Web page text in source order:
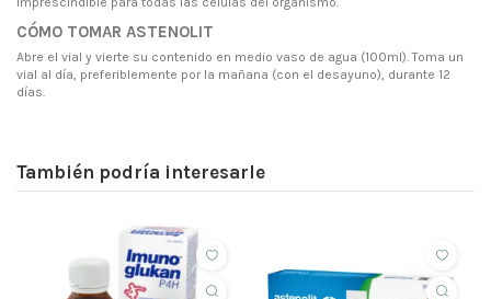
CÓMO TOMAR ASTENOLIT
Abre el vial y vierte su contenido en medio vaso de agua (100ml). Toma un
vial al día, preferiblemente por la mañana (con el desayuno), durante 12
días.
También podría interesarle